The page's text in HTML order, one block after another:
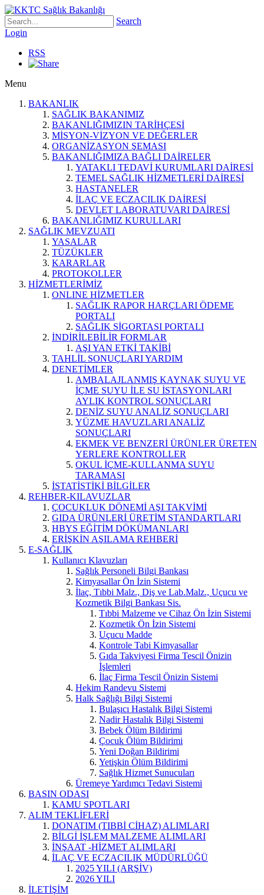
Search
Login
RSS
Menu
BAKANLIK
SAĞLIK BAKANIMIZ
BAKANLIĞIMIZIN TARİHÇESİ
MİSYON-VİZYON VE DEĞERLER
ORGANİZASYON ŞEMASI
BAKANLIĞIMIZA BAĞLI DAİRELER
YATAKLI TEDAVİ KURUMLARI DAİRESİ
TEMEL SAĞLIK HİZMETLERİ DAİRESİ
HASTANELER
İLAÇ VE ECZACILIK DAİRESİ
DEVLET LABORATUVARI DAİRESİ
BAKANLIĞIMIZ KURULLARI
SAĞLIK MEVZUATI
YASALAR
TÜZÜKLER
KARARLAR
PROTOKOLLER
HİZMETLERİMİZ
ONLINE HİZMETLER
SAĞLIK RAPOR HARÇLARI ÖDEME
PORTALI
SAĞLIK SİGORTASI PORTALI
İNDİRİLEBİLİR FORMLAR
AŞI YAN ETKİ TAKİBİ
TAHLİL SONUÇLARI YARDIM
DENETİMLER
AMBALAJLANMIŞ KAYNAK SUYU VE
İÇME SUYU İLE SU İSTASYONLARI
AYLIK KONTROL SONUÇLARI
DENİZ SUYU ANALİZ SONUÇLARI
YÜZME HAVUZLARI ANALİZ
SONUÇLARI
EKMEK VE BENZERİ ÜRÜNLER ÜRETEN
YERLERE KONTROLLER
OKUL İÇME-KULLANMA SUYU
TARAMASI
İSTATİSTİKİ BİLGİLER
REHBER-KILAVUZLAR
ÇOCUKLUK DÖNEMİ AŞI TAKVİMİ
GIDA ÜRÜNLERİ ÜRETİM STANDARTLARI
HBYS EĞİTİM DÖKÜMANLARI
ERİŞKİN AŞILAMA REHBERİ
E-SAĞLIK
Kullanıcı Klavuzları
Sağlık Personeli Bilgi Bankası
Kimyasallar Ön İzin Sistemi
İlaç, Tıbbi Malz., Diş ve Lab.Malz., Uçucu ve
Kozmetik Bilgi Bankası Sis.
Tıbbi Malzeme ve Cihaz Ön İzin Sistemi
Kozmetik Ön İzin Sistemi
Uçucu Madde
Kontrole Tabi Kimyasallar
Gıda Takviyesi Firma Tescil Önizin
İşlemleri
İlaç Firma Tescil Önizin Sistemi
Hekim Randevu Sistemi
Halk Sağlığı Bilgi Sistemi
Bulaşıcı Hastalık Bilgi Sistemi
Nadir Hastalık Bilgi Sistemi
Bebek Ölüm Bildirimi
Çocuk Ölüm Bildirimi
Yeni Doğan Bildirimi
Yetişkin Ölüm Bildirimi
Sağlık Hizmet Sunucuları
Üremeye Yardımcı Tedavi Sistemi
BASIN ODASI
KAMU SPOTLARI
ALIM TEKLİFLERİ
DONATIM (TIBBİ CİHAZ) ALIMLARI
BİLGİ İŞLEM MALZEME ALIMLARI
İNŞAAT -HİZMET ALIMLARI
İLAÇ VE ECZACILIK MÜDÜRLÜĞÜ
2025 YILI (ARŞİV)
2026 YILI
İLETİŞİM